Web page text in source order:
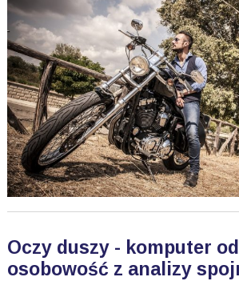
Oczy duszy - komputer
osobowość z analizy